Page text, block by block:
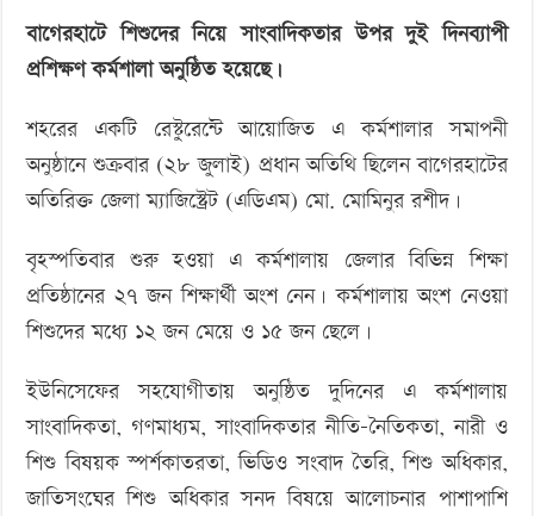
বাগেরহাটে শিশুদের নিয়ে সাংবাদিকতার উপর দুই দিনব্যাপী
প্রশিক্ষণ কর্মশালা অনুষ্ঠিত হয়েছে।
শহরের একটি রেস্টুরেন্টে আয়োজিত এ কর্মশালার সমাপনী
অনুষ্ঠানে শুক্রবার (২৮ জুলাই) প্রধান অতিথি ছিলেন বাগেরহাটের
অতিরিক্ত জেলা ম্যাজিস্ট্রেট (এডিএম) মো. মোমিনুর রশীদ।
বৃহস্পতিবার শুরু হওয়া এ কর্মশালায় জেলার বিভিন্ন শিক্ষা
প্রতিষ্ঠানের ২৭ জন শিক্ষার্থী অংশ নেন। কর্মশালায় অংশ নেওয়া
শিশুদের মধ্যে ১২ জন মেয়ে ও ১৫ জন ছেলে।
ইউনিসেফের সহযোগীতায় অনুষ্ঠিত দুদিনের এ কর্মশালায়
সাংবাদিকতা, গণমাধ্যম, সাংবাদিকতার নীতি-নৈতিকতা, নারী ও
শিশু বিষয়ক স্পর্শকাতরতা, ভিডিও সংবাদ তৈরি, শিশু অধিকার,
জাতিসংঘের শিশু অধিকার সনদ বিষয়ে আলোচনার পাশাপাশি